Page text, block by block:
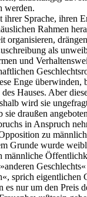
werden.
ihrer Sprache, ihren
Rahmen
organisieren,
als
und
Enge überwinden,
Hauses. Aber
wird sie
sie draußen
in Anspruch
zu
Grunde wurde
männliche
sprich eigentlichen
es nur um den Preis